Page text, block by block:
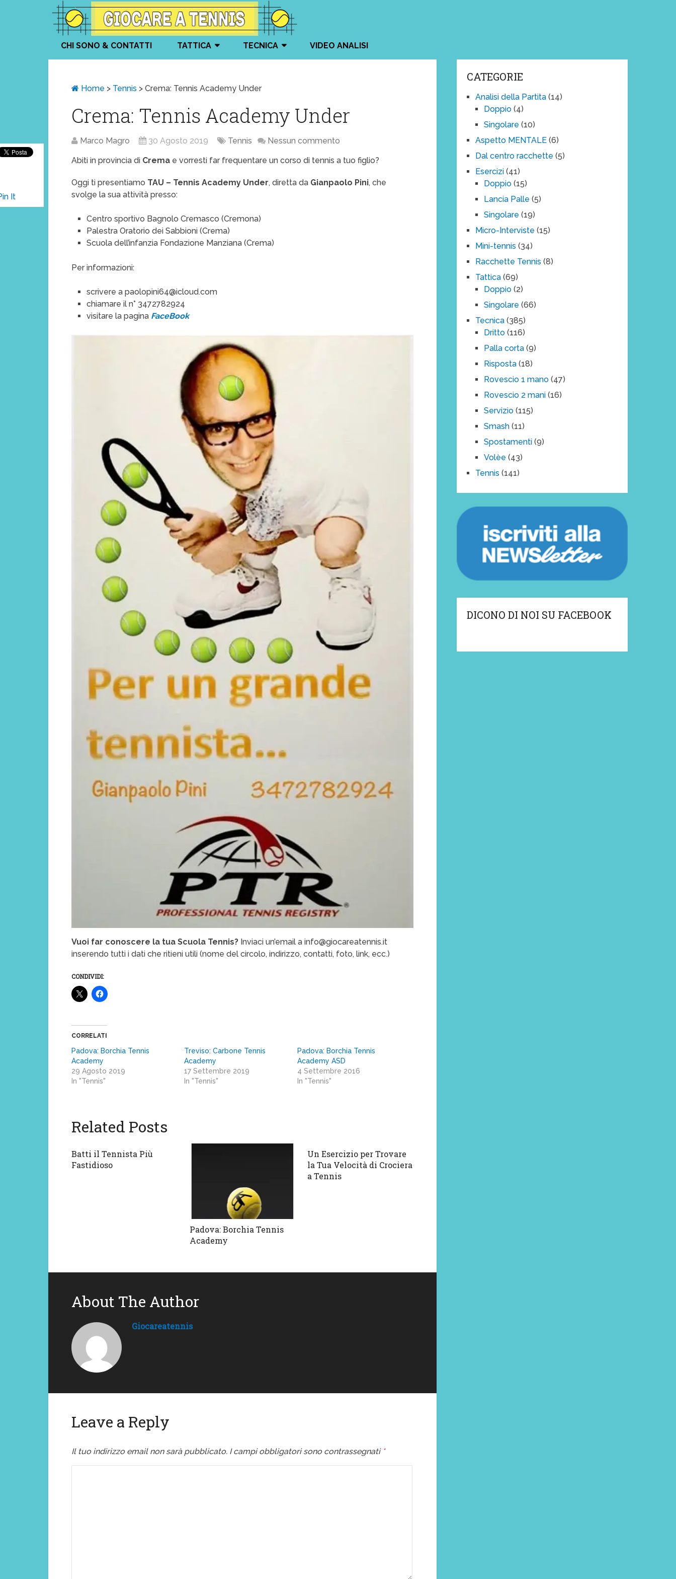
CHI SONO & CONTATTI TATTICA TECNICA VIDEO ANALISI
Home > Tennis >Crema: Tennis Academy Under
Crema: Tennis Academy Under
Marco Magro 30 Agosto 2019 Tennis Nessun commento
Abiti in provincia di Crema e vorresti far frequentare un corso di tennis a tuo figlio?
Oggi ti presentiamo TAU – Tennis Academy Under, diretta da Gianpaolo Pini, che
svolge la sua attività presso:
Centro sportivo Bagnolo Cremasco (Cremona)
Palestra Oratorio dei Sabbioni (Crema)
Scuola dell’infanzia Fondazione Manziana (Crema)
Per informazioni:
scrivere a paolopini64@icloud.com
chiamare il n° 3472782924
visitare la pagina FaceBook
Vuoi far conoscere la tua Scuola Tennis? Inviaci un’email a info@giocareatennis.it
inserendo tutti i dati che ritieni utili (nome del circolo, indirizzo, contatti, foto, link, ecc.)
CONDIVIDI:
CORRELATI
Padova: Borchia Tennis
Academy
29 Agosto 2019
In "Tennis"
Treviso: Carbone Tennis
Academy
17 Settembre 2019
In "Tennis"
Padova: Borchia Tennis
Academy ASD
4 Settembre 2016
In "Tennis"
It
Related Posts
Batti il Tennista Più
Fastidioso
Padova: Borchia Tennis
Academy
Un Esercizio per Trovare
la Tua Velocità di Crociera
a Tennis
About The Author
Giocareatennis
Leave a Reply
Il tuo indirizzo email non sarà pubblicato. I campi obbligatori sono contrassegnati *
CATEGORIE
Analisi della Partita (14)
Doppio (4)
Singolare (10)
Aspetto MENTALE (6)
Dal centro racchette (5)
Esercizi (41)
Doppio (15)
Lancia Palle (5)
Singolare (19)
Micro-Interviste (15)
Mini-tennis (34)
Racchette Tennis (8)
Tattica (69)
Doppio (2)
Singolare (66)
Tecnica (385)
Dritto (116)
Palla corta (9)
Risposta (18)
Rovescio 1 mano (47)
Rovescio 2 mani (16)
Servizio (115)
Smash (11)
Spostamenti (9)
Volèe (43)
Tennis (141)
DICONO DI NOI SU FACEBOOK